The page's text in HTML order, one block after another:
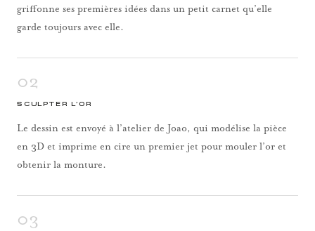
griffonne ses premières idées dans un petit carnet qu’elle
garde toujours avec elle.
02
SCULPTER L’OR
Le dessin est envoyé à l’atelier de Joao, qui modélise la pièce
en 3D et imprime en cire un premier jet pour mouler l’or et
obtenir la monture.
03